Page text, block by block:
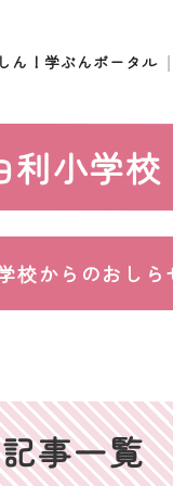
ん！学ぶんポータル
利小学校
校からのおしら
事一覧